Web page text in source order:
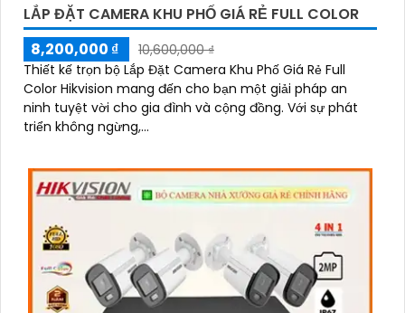
LẮP ĐẶT CAMERA KHU PHỐ GIÁ RẺ FULL COLOR
8,200,000 ₫
10,600,000 ₫
Thiết kế trọn bộ Lắp Đặt Camera Khu Phố Giá Rẻ Full
Color Hikvision mang đến cho bạn một giải pháp an
ninh tuyệt vời cho gia đình và cộng đồng. Với sự phát
triển không ngừng,...